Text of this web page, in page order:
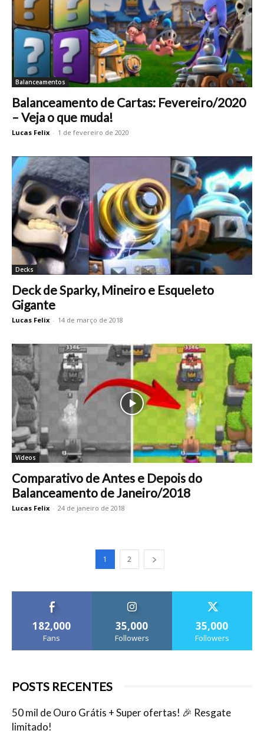
Balanceamentos
Balanceamento de Cartas: Fevereiro/2020
– Veja o que muda!
Lucas Felix - 1 de fevereiro de 2020
Decks
Deck de Sparky, Mineiro e Esqueleto
Gigante
Lucas Felix - 14 de março de 2018
Vídeos
Comparativo de Antes e Depois do
Balanceamento de Janeiro/2018
Lucas Felix - 24 de janeiro de 2018
1 2
182,000
Fans
35,000
Followers
35,000
Followers
POSTS RECENTES
50 mil de Ouro Grátis + Super ofertas! 🎉 Resgate
limitado!